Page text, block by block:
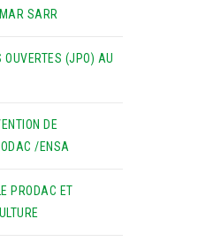
SARR
OUVERTES (JPO) AU
DE
/ENSA
PRODAC ET